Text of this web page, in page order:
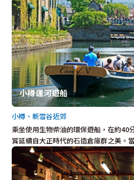
小樽運河遊船
乘坐使用生物柴油的環保遊船，在約40
賞延續自大正時代的石造倉庫群之美。
小樽、新雪谷近郊